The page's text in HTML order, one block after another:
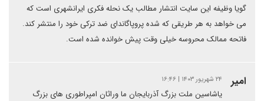
گویا وظیفه این سایت انتشار مطالب یک نحله فکری ایرانشهری است که
می خواهد به هر طریقی که شده پروپاگاندای ضد ترکی خود را منتشر کند.
فاتحه ممالک محروسه خیلی وقت پیش خوانده شده است.
امیر ۲۴ شهریور ۱۴۰۳ | ۱۶:۴۶
یاشاسین ملت بزرگ آذربایجان ما وراثان امپراطوری های بزرگ